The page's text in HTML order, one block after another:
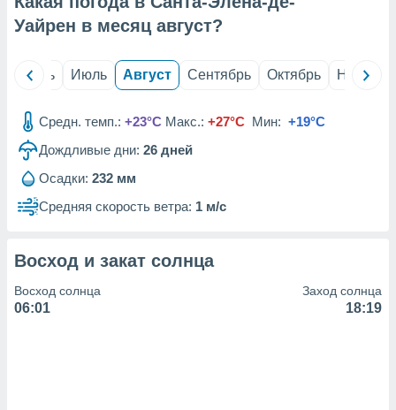
из
данных
Уайрен в месяц август?
Июнь Июль Август Сентябрь Октябрь Ноябрь
Средн. темп.: +23°C Макс.: +27°C Мин: +19°C
Дождливые дни: 26 дней
Осадки: 232 мм
Средняя скорость ветра: 1 м/с
Восход и закат солнца
Восход солнца
06:01
Заход солнца
18:19